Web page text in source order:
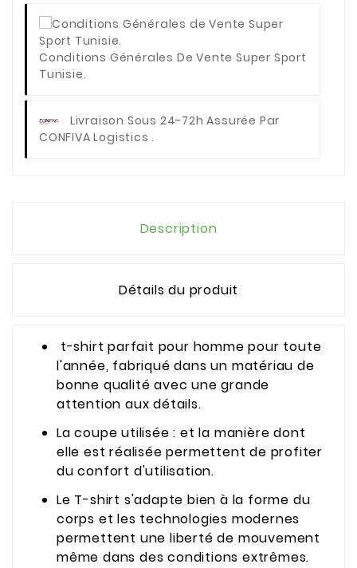
Conditions Générales De Vente Super Sport
Tunisie.
Livraison Sous 24-72h Assurée Par
CONFIVA Logistics .
Description
Détails du produit
t-shirt parfait pour homme pour toute
l'année, fabriqué dans un matériau de
bonne qualité avec une grande
attention aux détails.
La coupe utilisée : et la manière dont
elle est réalisée permettent de profiter
du confort d'utilisation.
Le T-shirt s'adapte bien à la forme du
corps et les technologies modernes
permettent une liberté de mouvement
même dans des conditions extrêmes.